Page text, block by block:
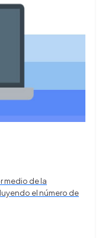
medio de la
el número de